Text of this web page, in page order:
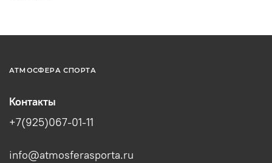
АТМОСФЕРА СПОРТА
Контакты
+7(925)067-01-11
info@atmosferasporta.ru